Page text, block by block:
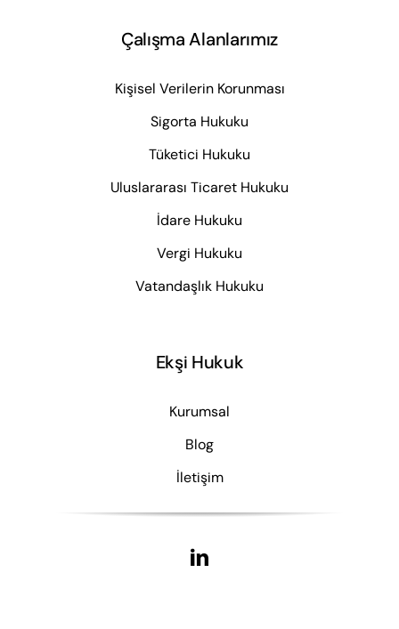
Çalışma Alanlarımız
Kişisel Verilerin Korunması
Sigorta Hukuku
Tüketici Hukuku
Uluslararası Ticaret Hukuku
İdare Hukuku
Vergi Hukuku
Vatandaşlık Hukuku
Ekşi Hukuk
Kurumsal
Blog
İletişim